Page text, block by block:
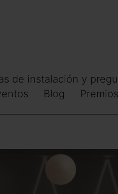
de instalación y
Blog Premios